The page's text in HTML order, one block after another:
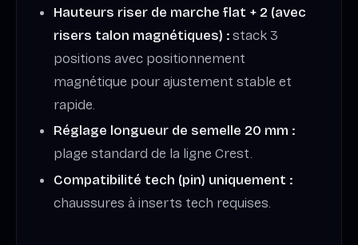
Hauteurs riser de marche flat + 2 (avec
risers talon magnétiques) :stack 3
positions avec positionnement
magnétique pour ajustement stable et
rapide.
Réglage longueur de semelle 20 mm :
plage standard de la ligne Crest.
Compatibilité tech (pin) uniquement :
chaussures à inserts tech requises.